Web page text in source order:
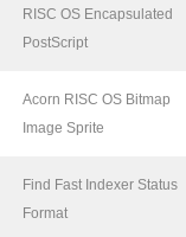
RISC OS Encapsulated
PostScript
Acorn RISC OS Bitmap
Image Sprite
Find Fast Indexer Status
Format